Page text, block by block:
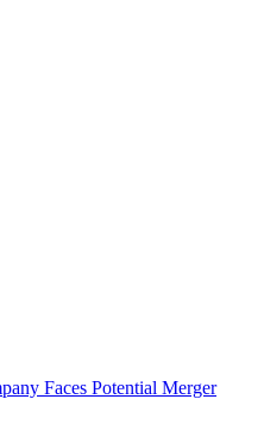
Faces Potential Merger